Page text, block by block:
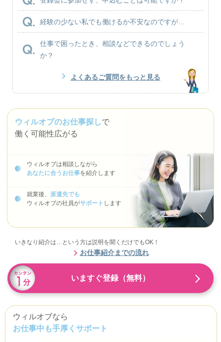
経験の少ない私でも働けるか不安なのですが…
仕事で困ったとき、相談などできるのでしょう
か？
よくあるご質問をもっと見る
ウィルオブのお仕事探しで
働く可能性広がる
ウィルオブは相談しながら
あなたに合うお仕事を紹介します
就業後、 派遣先でも
ウィルオブの社員がサポート します
いきなり紹介は…という方は説明を聞くだけでもOK！
お仕事紹介までの流れ
いますぐ登録（無料）
ウィルオブなら
お仕事中も手厚くサポート